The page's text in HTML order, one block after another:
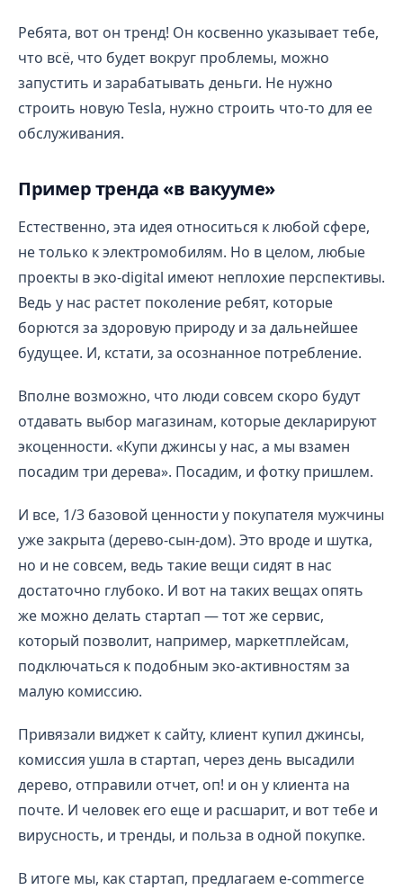
Ребята, вот он тренд! Он косвенно указывает тебе,
что всё, что будет вокруг проблемы, можно
запустить и зарабатывать деньги. Не нужно
строить новую Tesla, нужно строить что-то для ее
обслуживания.
Пример тренда «в вакууме»
Естественно, эта идея относиться к любой сфере,
не только к электромобилям. Но в целом, любые
проекты в эко-digital имеют неплохие перспективы.
Ведь у нас растет поколение ребят, которые
борются за здоровую природу и за дальнейшее
будущее. И, кстати, за осознанное потребление.
Вполне возможно, что люди совсем скоро будут
отдавать выбор магазинам, которые декларируют
экоценности. «Купи джинсы у нас, а мы взамен
посадим три дерева». Посадим, и фотку пришлем.
И все, 1/3 базовой ценности у покупателя мужчины
уже закрыта (дерево-сын-дом). Это вроде и шутка,
но и не совсем, ведь такие вещи сидят в нас
достаточно глубоко. И вот на таких вещах опять
же можно делать стартап — тот же сервис,
который позволит, например, маркетплейсам,
подключаться к подобным эко-активностям за
малую комиссию.
Привязали виджет к сайту, клиент купил джинсы,
комиссия ушла в стартап, через день высадили
дерево, отправили отчет, оп! и он у клиента на
почте. И человек его еще и расшарит, и вот тебе и
вирусность, и тренды, и польза в одной покупке.
В итоге мы, как стартап, предлагаем e-commerce